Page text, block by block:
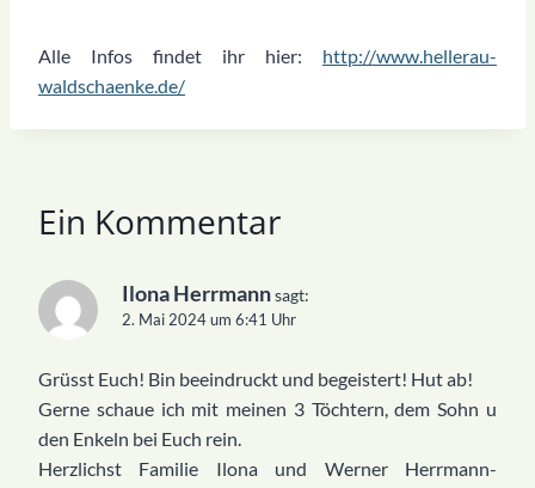
Alle Infos findet ihr hier: http://www.hellerau-
waldschaenke.de/
Ein Kommentar
Ilona Herrmannsagt:
2. Mai 2024 um 6:41 Uhr
Grüsst Euch! Bin beeindruckt und begeistert! Hut ab!
Gerne schaue ich mit meinen 3 Töchtern, dem Sohn u
den Enkeln bei Euch rein.
Herzlichst Familie Ilona und Werner Herrmann-